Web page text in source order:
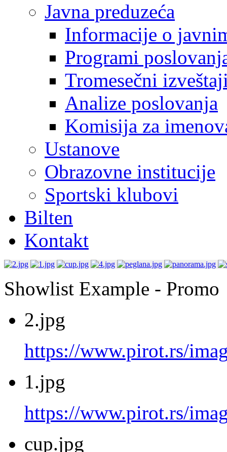
Javna preduzeća
Informacije o
Programi
Tromesečni
Analize poslovanja
Komisija za
Ustanove
Obrazovne institucije
Sportski klubovi
Bilten
Kontakt
Showlist Example - Promo
2.jpg
https://www.pirot.rs/
1.jpg
https://www.pirot.rs/
cup.jpg